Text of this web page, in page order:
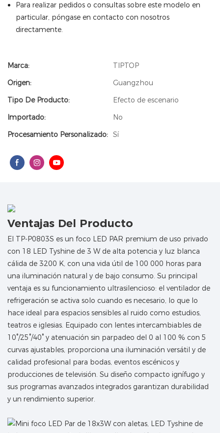
Para realizar pedidos o consultas sobre este modelo en
particular, póngase en contacto con nosotros
directamente.
Marca:
TIPTOP
Origen:
Guangzhou
Tipo De Producto:
Efecto de escenario
Importado:
No
Procesamiento Personalizado: Sí
Ventajas Del Producto
El TP-P0803S es un foco LED PAR premium de uso privado
con 18 LED Tyshine de 3 W de alta potencia y luz blanca
cálida de 3200 K, con una vida útil de 100 000 horas para
una iluminación natural y de bajo consumo. Su principal
ventaja es su funcionamiento ultrasilencioso: el ventilador de
refrigeración se activa solo cuando es necesario, lo que lo
hace ideal para espacios sensibles al ruido como estudios,
teatros e iglesias. Equipado con lentes intercambiables de
10°/25°/40° y atenuación sin parpadeo del 0 al 100 % con 5
curvas ajustables, proporciona una iluminación versátil y de
calidad profesional para bodas, eventos escénicos y
producciones de televisión. Su diseño compacto ignífugo y
sus programas avanzados integrados garantizan durabilidad
y un rendimiento superior.